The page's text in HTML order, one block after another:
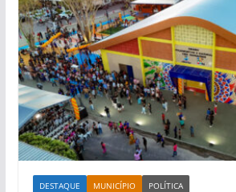
DESTAQUE MUNICÍPIO POLÍTICA